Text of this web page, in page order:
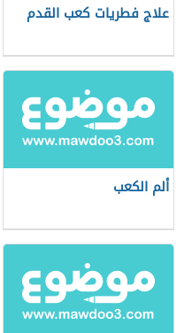
علاج فطريات كعب القدم
ألم الكعب